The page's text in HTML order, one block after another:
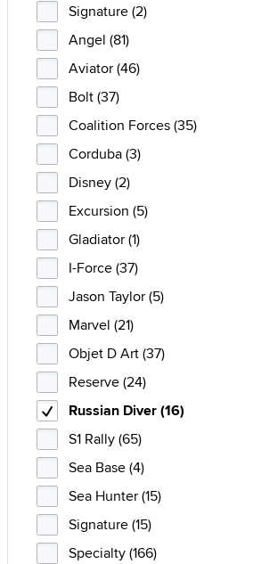
Signature (2)
Angel (81)
Aviator (46)
Bolt (37)
Coalition Forces (35)
Corduba (3)
Disney (2)
Excursion (5)
Gladiator (1)
I-Force (37)
Jason Taylor (5)
Marvel (21)
Objet D Art (37)
Reserve (24)
Russian Diver (16)
S1 Rally (65)
Sea Base (4)
Sea Hunter (15)
Signature (15)
Specialty (166)